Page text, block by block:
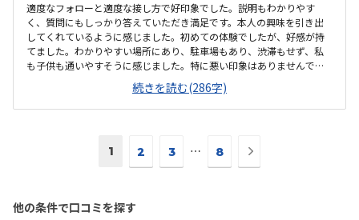
適度なフォローと適度な接し方で好印象でした。説明もわかりやす
く、質問にもしっかり答えていただき満足です。本人の興味を引き出
してくれているように感じました。初めての体験でしたが、好感が持
てました。わかりやすい場所にあり、駐車場もあり、渋滞もせず、私
も子供も通いやすそうに感じました。特に悪い印象はありませんでし
た。机や椅子も整頓されており、静かな雰囲気で勉強する環境に適し
ていました。他の教室の値段設定がわかりませんが、特に高額な印象
はなく、欠席なども臨機応変に対応してくれそうでよかったです。初
続きを読む(286字)
1 2 3 ⋯ 8
次
他の条件で口コミを探す